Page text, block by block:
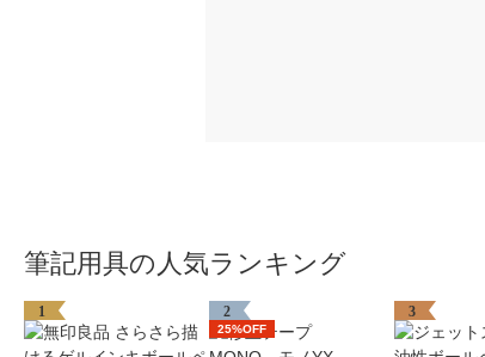
筆記用具の人気ランキング
1 2
25%OFF
3